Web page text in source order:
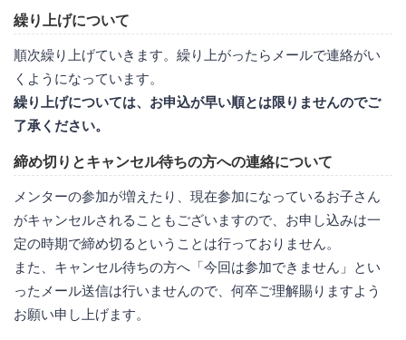
繰り上げについて
順次繰り上げていきます。繰り上がったらメールで連絡がい
くようになっています。
繰り上げについては、お申込が早い順とは限りませんのでご
了承ください。
締め切りとキャンセル待ちの方への連絡について
メンターの参加が増えたり、現在参加になっているお子さん
がキャンセルされることもございますので、お申し込みは一
定の時期で締め切るということは行っておりません。
また、キャンセル待ちの方へ「今回は参加できません」とい
ったメール送信は行いませんので、何卒ご理解賜りますよう
お願い申し上げます。